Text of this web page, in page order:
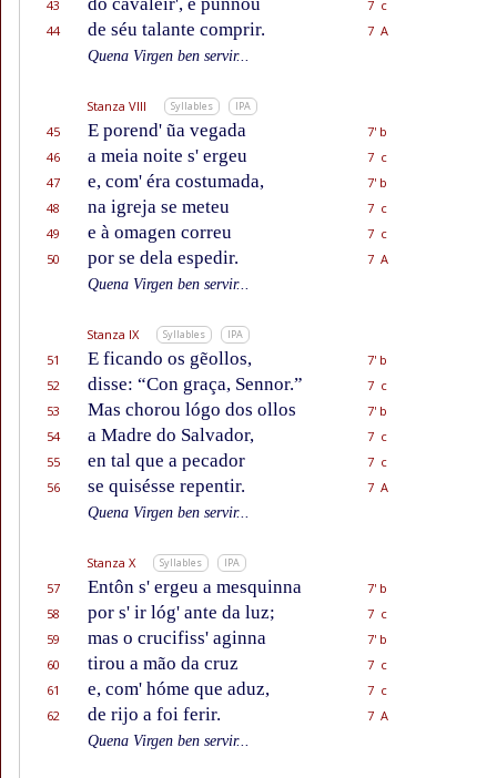
43
7 c
44
de séu talante comprir.
7 A
Quena Virgen ben servir...
Stanza VIII Syllables IPA
45 E porend' ũa vegada
7' b
46
a meia noite s' ergeu
7 c
47
e, com' éra costumada,
7' b
48
na igreja se meteu
7 c
49
e à omagen correu
7 c
50
por se dela espedir.
7 A
Quena Virgen ben servir...
Stanza IX Syllables IPA
51 E ficando os gẽollos,
7' b
52
disse: “Con graça, Sennor.”
7 c
53
Mas chorou lógo dos ollos
7' b
54
a Madre do Salvador,
7 c
55
en tal que a pecador
7 c
56
se quisésse repentir.
7 A
Quena Virgen ben servir...
Stanza X Syllables IPA
57 Entôn s' ergeu a mesquinna
7' b
58
por s' ir lóg' ante da luz;
7 c
59
mas o crucifiss' aginna
7' b
60
tirou a mão da cruz
7 c
61
e, com' hóme que aduz,
7 c
62
de rijo a foi ferir.
7 A
Quena Virgen ben servir...